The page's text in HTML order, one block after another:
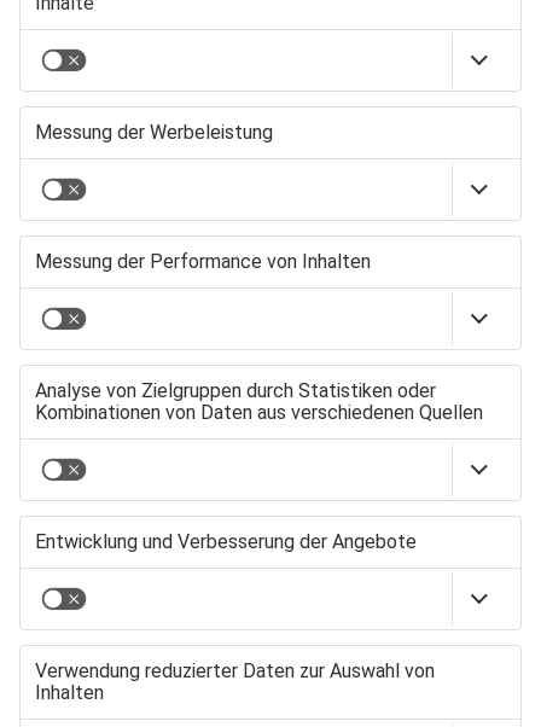
NACHHALTIGKEITSBERICHT BY
VMM: SO WIRD ER ZUM